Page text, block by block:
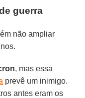
guerra
não ampliar
, mas essa
prevê um inimigo.
antes eram os